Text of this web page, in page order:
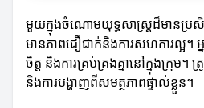
មួយក្នុងចំណោមយុទ្ធសាស្ត្រដ៏មានប្រសិទ្
មានភាពជឿជាក់និងការសហការល្អ។ អ្ន
ចិត្ត និងការគ្រប់គ្រងគ្នានៅក្នុងក្រុម។ ត្
និងការបង្ហាញពីសមត្ថភាពផ្ទាល់ខ្លួន។